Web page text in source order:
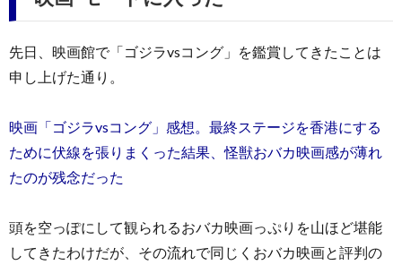
先日、映画館で「ゴジラvsコング」を鑑賞してきたことは
申し上げた通り。
映画「ゴジラvsコング」感想。最終ステージを香港にする
ために伏線を張りまくった結果、怪獣おバカ映画感が薄れ
たのが残念だった
頭を空っぽにして観られるおバカ映画っぷりを山ほど堪能
してきたわけだが、その流れで同じくおバカ映画と評判の